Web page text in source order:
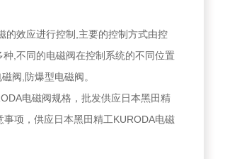
的效应进行控制,主要的控制方式由控
,不同的电磁阀在控制系统的不同位置
阀,防爆型电磁阀。
电磁阀规格，批发供应日本黑田精
项，供应日本黑田精工KURODA电磁